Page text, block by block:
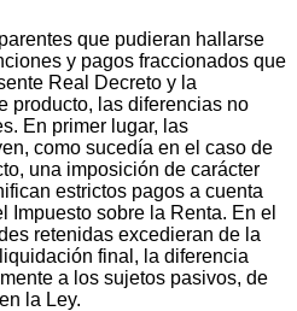
que pudieran hallarse
y pagos fraccionados que
Real Decreto y la
producto, las diferencias no
En primer lugar, las
como sucedía en el caso de
una imposición de carácter
estrictos pagos a cuenta
Impuesto sobre la Renta. En el
retenidas excedieran de la
final, la diferencia
a los sujetos pasivos, de
la Ley.